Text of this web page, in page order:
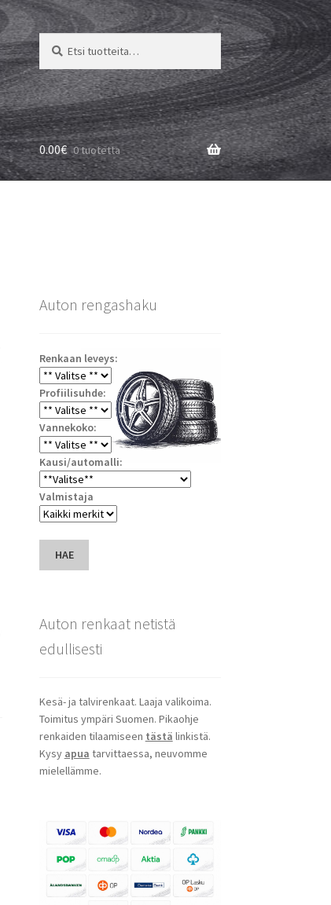
Etsi:
Haku
0.00€ 0 tuotetta
Auton rengashaku
Renkaan leveys:
Profiilisuhde:
Vannekoko:
Kausi/automalli:
Valmistaja
HAE
Auton renkaat netistä
edullisesti
Kesä- ja talvirenkaat. Laaja valikoima.
Toimitus ympäri Suomen. Pikaohje
renkaiden tilaamiseen tästä linkistä.
Kysy apua tarvittaessa, neuvomme
mielellämme.